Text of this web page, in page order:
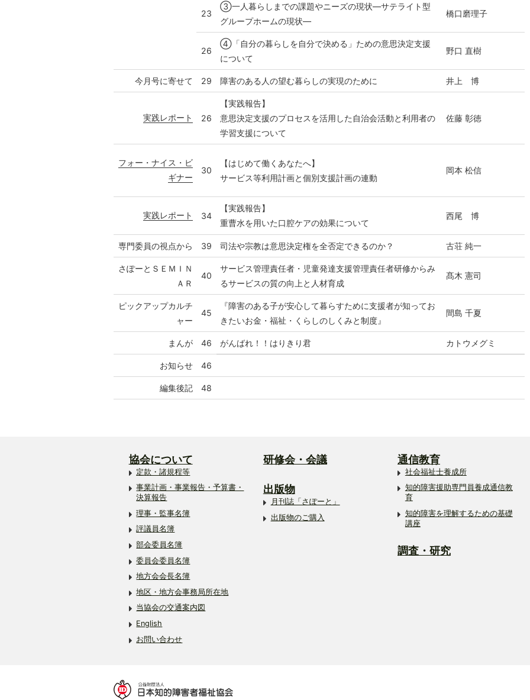
23
③一人暮らしまでの課題やニーズの現状―サテライト型
グループホームの現状―
橋口磨理子
26
④「自分の暮らしを自分で決める」ための意思決定支援
について
野口 直樹
今月号に寄せて 29 障害のある人の望む暮らしの実現のために 井上 博
実践レポート 26
【実践報告】
意思決定支援のプロセスを活用した自治会活動と利用者の
学習支援について
佐藤 彰徳
フォー・ナイス・ビ
ギナー
30
【はじめて働くあなたへ】
サービス等利用計画と個別支援計画の連動
岡本 松信
実践レポート 34
【実践報告】
重曹水を用いた口腔ケアの効果について
西尾 博
専門委員の視点から 39 司法や宗教は意思決定権を全否定できるのか？ 古荘 純一
さぽーとＳＥＭＩＮ
ＡＲ
40
サービス管理責任者・児童発達支援管理責任者研修からみ
るサービスの質の向上と人材育成
髙木 憲司
ピックアップカルチ
ャー
45
『障害のある子が安心して暮らすために支援者が知ってお
きたいお金・福祉・くらしのしくみと制度』
間島 千夏
まんが 46 がんばれ！！はりきり君 カトウメグミ
お知らせ 46
編集後記 48
協会について
定款・諸規程等
事業計画・事業報告・予算書・
決算報告
理事・監事名簿
評議員名簿
部会委員名簿
委員会委員名簿
地方会会長名簿
地区・地方会事務局所在地
当協会の交通案内図
English
お問い合わせ
研修会・会議
出版物
月刊誌「さぽーと」
出版物のご購入
通信教育
社会福祉士養成所
知的障害援助専門員養成通信教
育
知的障害を理解するための基礎
講座
調査・研究